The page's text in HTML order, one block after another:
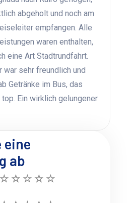
abgeholt und noch am
empfangen. Alle
waren enthalten,
eine Art Stadtrundfahrt.
war sehr freundlich und
Getränke im Bus, das
Ein wirklich gelungener
eine
ab